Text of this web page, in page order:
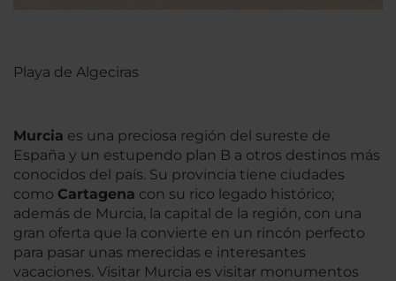
Playa de Algeciras
Murcia es una preciosa región del sureste de
España y un estupendo plan B a otros destinos más
conocidos del país. Su provincia tiene ciudades
como Cartagena con su rico legado histórico;
además de Murcia, la capital de la región, con una
gran oferta que la convierte en un rincón perfecto
para pasar unas merecidas e interesantes
vacaciones. Visitar Murcia es visitar monumentos